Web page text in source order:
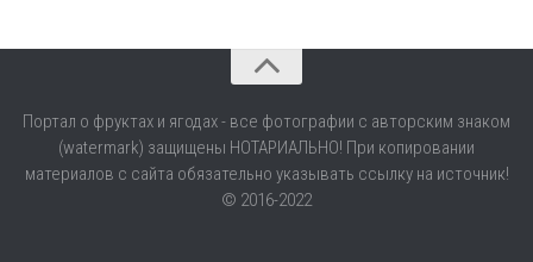
Портал о фруктах и ягодах - все фотографии с авторским знаком
(watermark) защищены НОТАРИАЛЬНО! При копировании
материалов с сайта обязательно указывать ссылку на источник!
© 2016-2022